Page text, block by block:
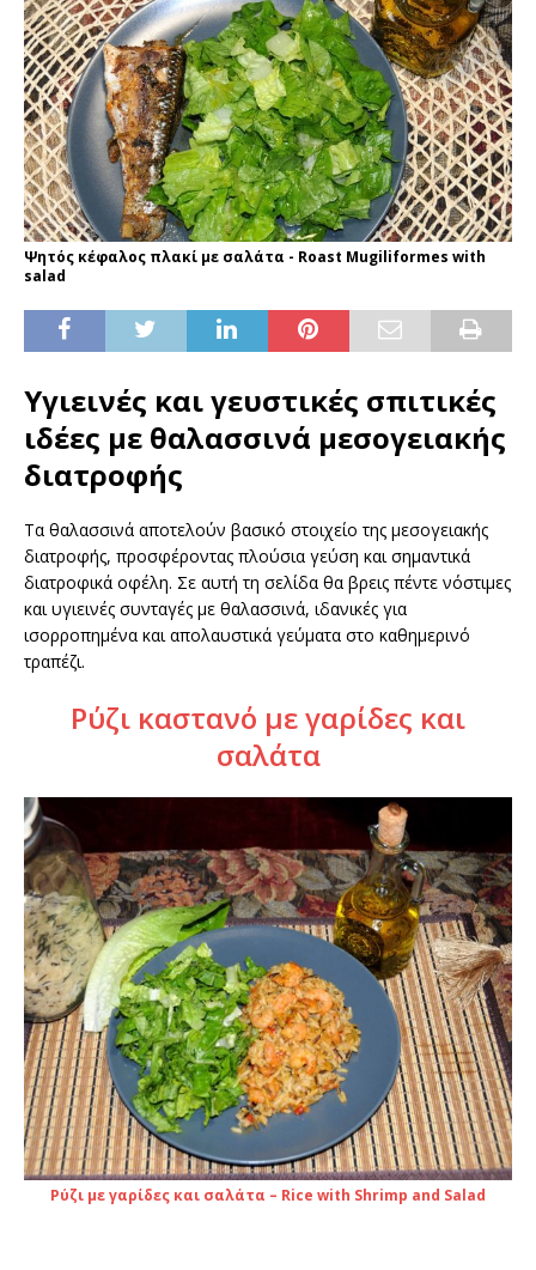
Ψητός κέφαλος πλακί με σαλάτα - Roast Mugiliformes with
salad
Υγιεινές και γευστικές σπιτικές
ιδέες με θαλασσινά μεσογειακής
διατροφής
Τα θαλασσινά αποτελούν βασικό στοιχείο της μεσογειακής
διατροφής, προσφέροντας πλούσια γεύση και σημαντικά
διατροφικά οφέλη. Σε αυτή τη σελίδα θα βρεις πέντε νόστιμες
και υγιεινές συνταγές με θαλασσινά, ιδανικές για
ισορροπημένα και απολαυστικά γεύματα στο καθημερινό
τραπέζι.
Ρύζι καστανό με γαρίδες και
σαλάτα
Ρύζι με γαρίδες και σαλάτα – Rice with Shrimp and Salad